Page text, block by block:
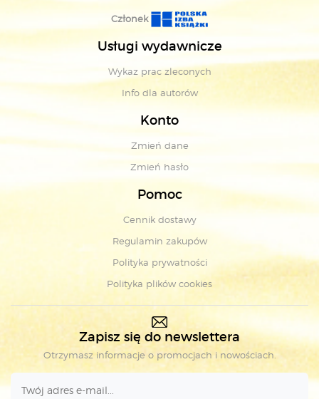
Członek
Usługi wydawnicze
Wykaz prac zleconych
Info dla autorów
Konto
Zmień dane
Zmień hasło
Pomoc
Cennik dostawy
Regulamin zakupów
Polityka prywatności
Polityka plików cookies
Zapisz się do newslettera
Otrzymasz informacje o promocjach i nowościach.